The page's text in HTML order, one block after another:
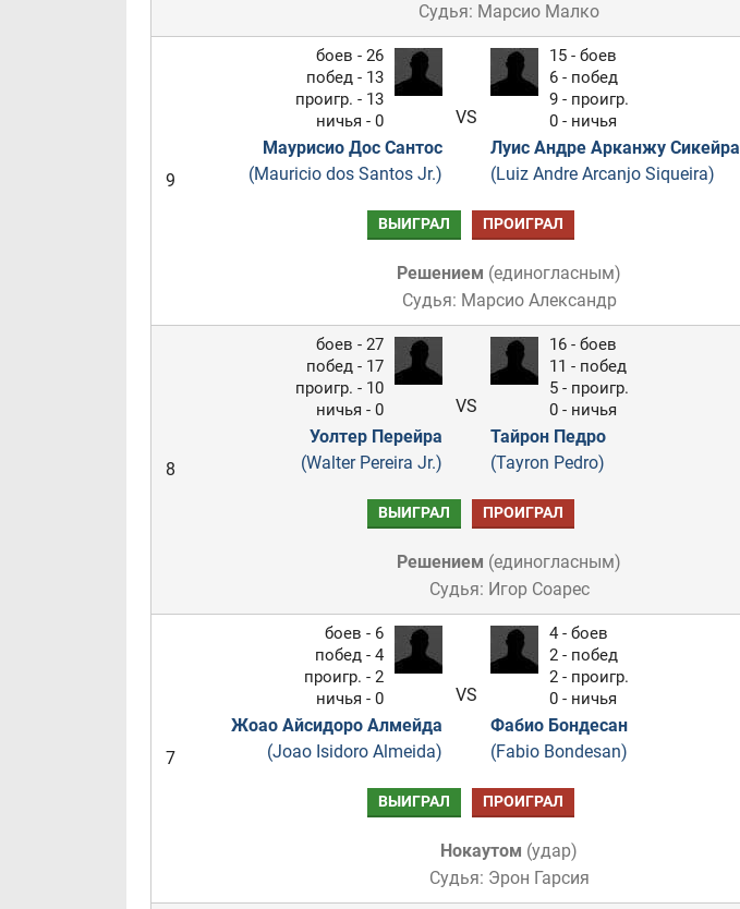
Судья: Марсио Малко
9
боев - 26
побед - 13
проигр. - 13
ничья - 0
Маурисио Дос Сантос
(Mauricio dos Santos Jr.)
VS
15 - боев
6 - побед
9 - проигр.
0 - ничья
Луис Андре Арканжу Сикейра
(Luiz Andre Arcanjo Siqueira)
ВЫИГРАЛ ПРОИГРАЛ
Решением (единогласным)
Судья: Марсио Александр
8
боев - 27
побед - 17
проигр. - 10
ничья - 0
Уолтер Перейра
(Walter Pereira Jr.)
VS
16 - боев
11 - побед
5 - проигр.
0 - ничья
Тайрон Педро
(Tayron Pedro)
ВЫИГРАЛ ПРОИГРАЛ
Решением (единогласным)
Судья: Игор Соарес
7
боев - 6
побед - 4
проигр. - 2
ничья - 0
Жоао Айсидоро Алмейда
(Joao Isidoro Almeida)
VS
4 - боев
2 - побед
2 - проигр.
0 - ничья
Фабио Бондесан
(Fabio Bondesan)
ВЫИГРАЛ ПРОИГРАЛ
Нокаутом (удар)
Судья: Эрон Гарсия